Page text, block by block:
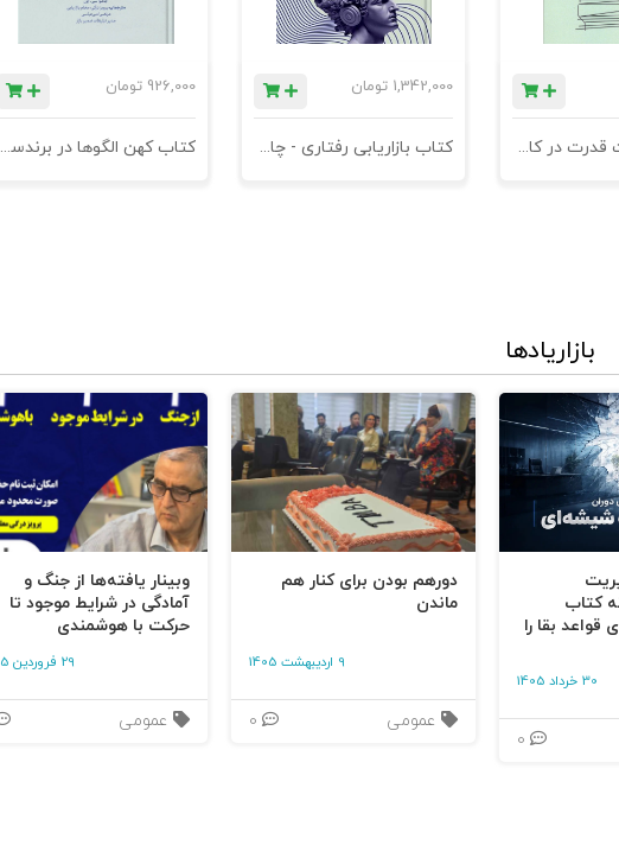
می‌دهم
کتاب مدیریت قدرت در کاروکسب
1,342,000 تومان
کتاب بازاریابی رفتاری - چاپ سوم
926,000 تومان
کتاب کهن الگوها در برندسازی - ابزاری برای خلاقها و استراتژیست ها
بازاریادها
کتاب
بقا را
30 خرداد 1405
دورهم بودن برای کنار هم
ماندن
9 اردیبهشت 1405
عمومی
وبینار یافته‌ها از جنگ و
آمادگی در شرایط موجود تا
حرکت با هوشمندی
29 فروردین 1405
عمومی